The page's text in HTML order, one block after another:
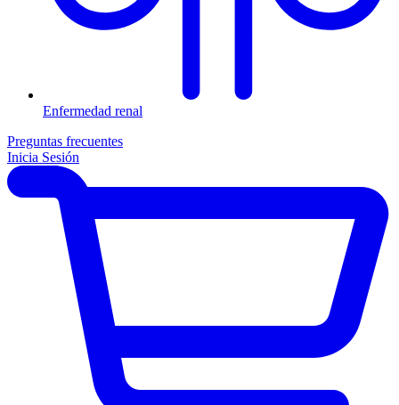
Enfermedad renal
Preguntas frecuentes
Inicia Sesión